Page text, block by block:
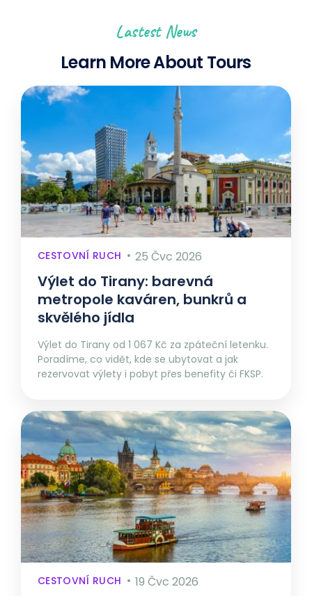
Lastest News
Learn More About Tours
CESTOVNÍ RUCH 25 Čvc 2026
Výlet do Tirany: barevná
metropole kaváren, bunkrů a
skvělého jídla
Výlet do Tirany od 1 067 Kč za zpáteční letenku.
Poradíme, co vidět, kde se ubytovat a jak
rezervovat výlety i pobyt přes benefity či FKSP.
CESTOVNÍ RUCH 19 Čvc 2026